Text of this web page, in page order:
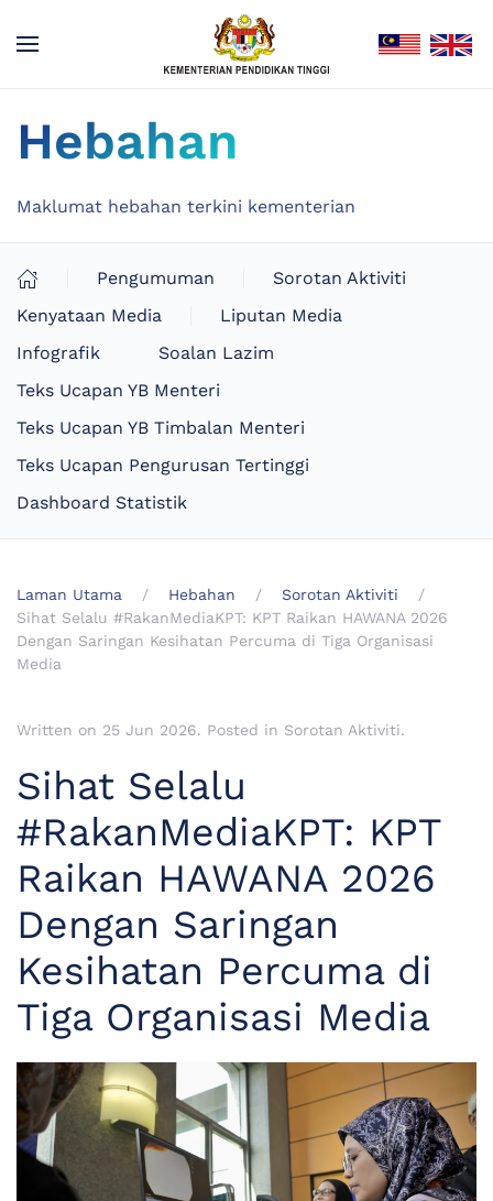
Hebahan
Maklumat hebahan terkini kementerian
Pengumuman
Sorotan Aktiviti
Kenyataan Media
Liputan Media
Infografik
Soalan Lazim
Teks Ucapan YB Menteri
Teks Ucapan YB Timbalan Menteri
Teks Ucapan Pengurusan Tertinggi
Dashboard Statistik
Laman Utama Hebahan
Sorotan Aktiviti
Sihat Selalu #RakanMediaKPT: KPT Raikan HAWANA 2026
Dengan Saringan Kesihatan Percuma di Tiga Organisasi
Media
Written on 25 Jun 2026. Posted in Sorotan Aktiviti.
Sihat Selalu
#RakanMediaKPT: KPT
Raikan HAWANA 2026
Dengan Saringan
Kesihatan Percuma di
Tiga Organisasi Media